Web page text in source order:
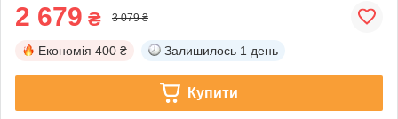
2 679 ₴ 3 079 ₴
Економія 400 ₴ Залишилось 1 день
Купити